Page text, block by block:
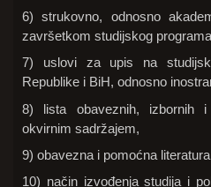
6) strukovno, odnosno
završetkom studijskog
7) uslovi za upis na
Republike i BiH, odnosno
8) lista obaveznih, izbornih
okvirnim sadržajem,
9) obavezna i pomoćna
10) način izvođenja studija i